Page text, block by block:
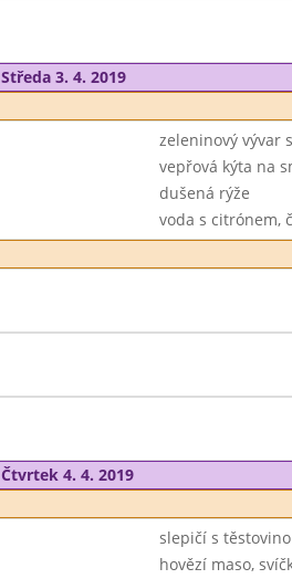
Středa 3. 4. 2019
zeleninový vývar
vepřová kýta na
dušená rýže
voda s citrónem,
Čtvrtek 4. 4. 2019
slepičí s
hovězí maso,